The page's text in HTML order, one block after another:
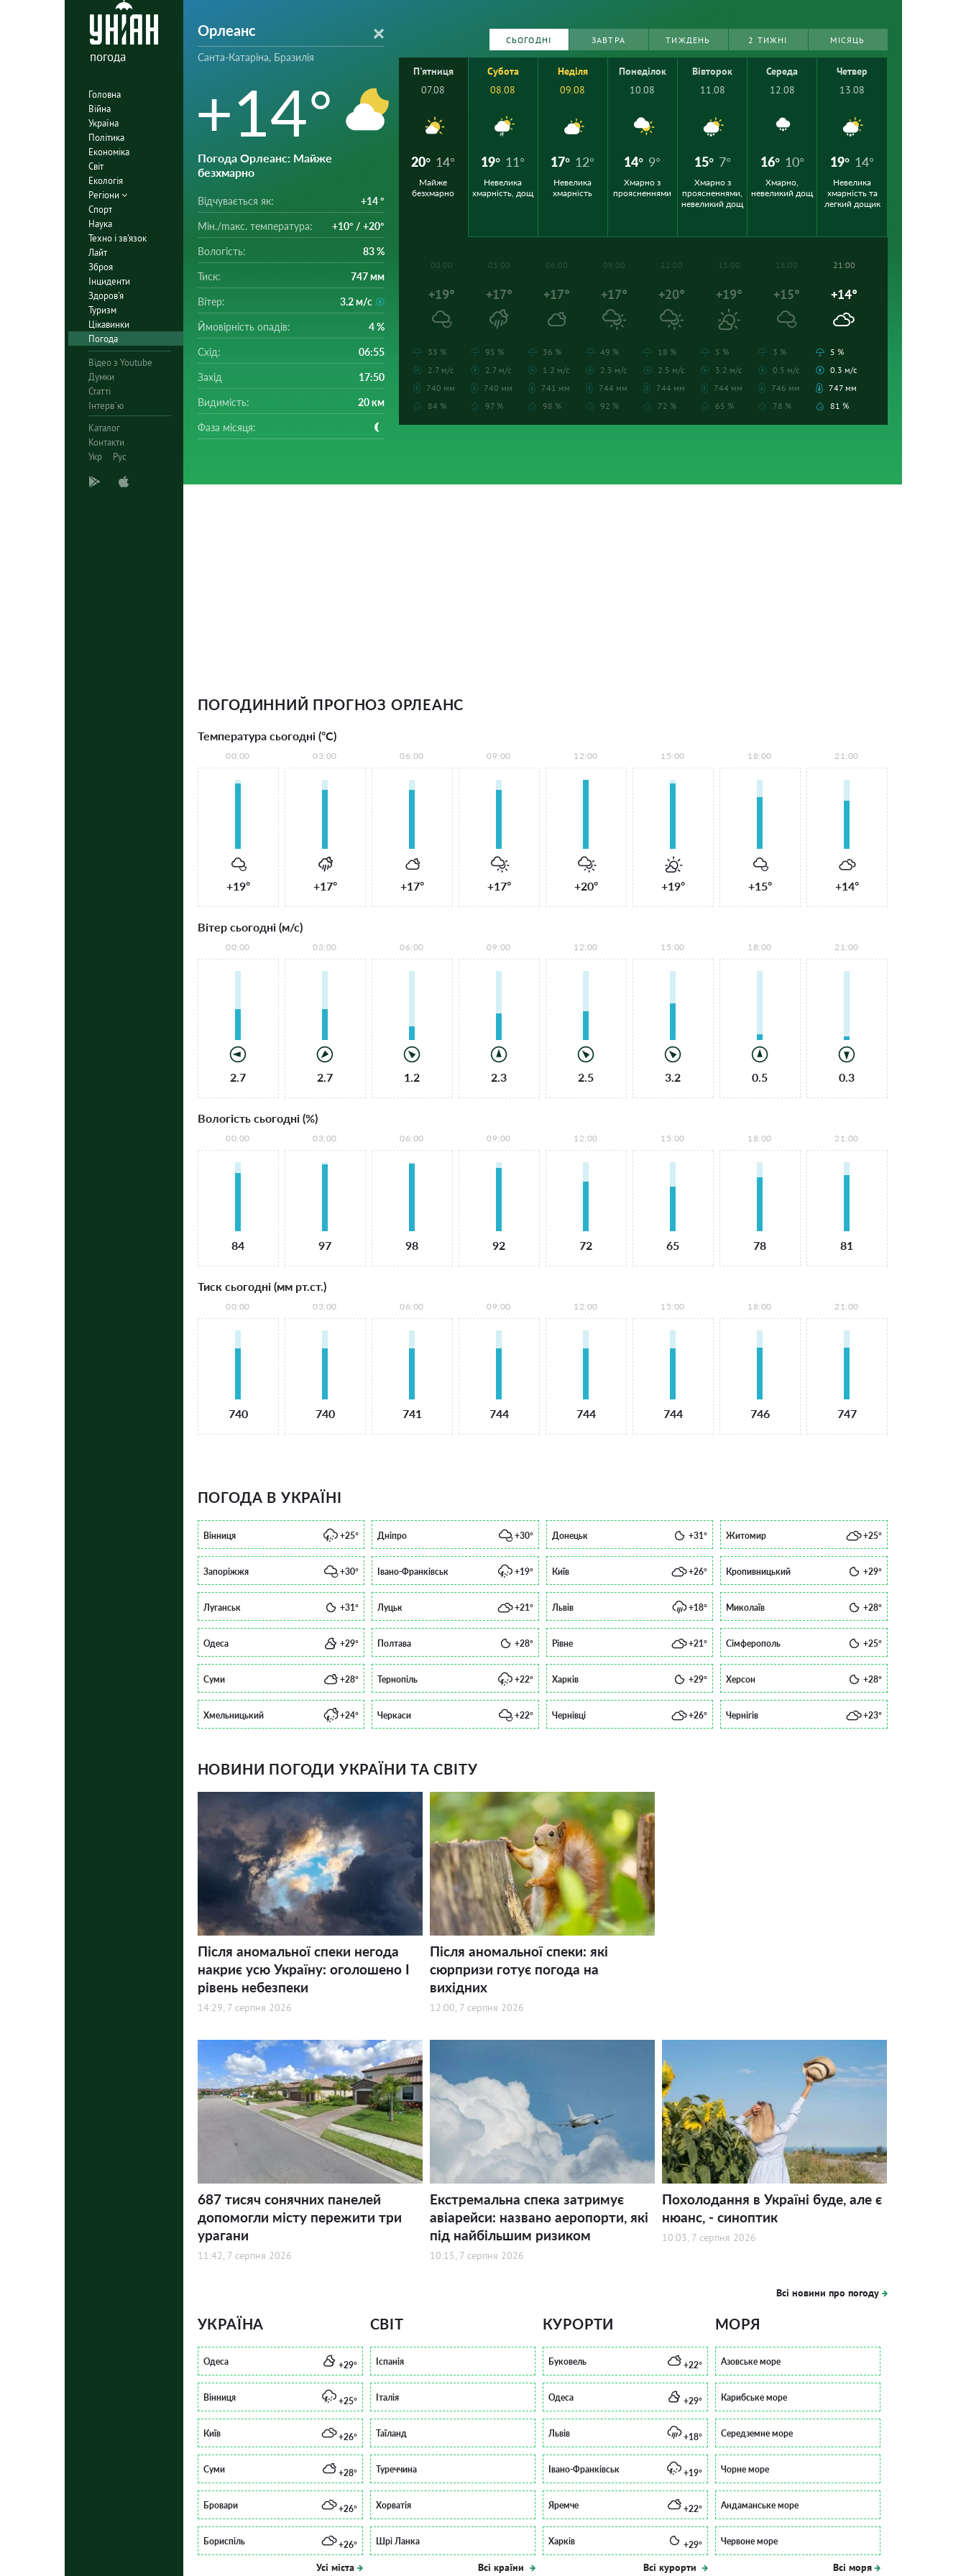
погода
Головна
Війна
Україна
Політика
Економіка
Світ
Екологія
Регіони
Спорт
Наука
Техно і зв'язок
Лайт
Зброя
Інциденти
Здоров'я
Туризм
Цікавинки
Погода
Відео з Youtube
Думки
Статті
Інтерв`ю
Каталог
Контакти
Укр
Рус
Орлеанс
Санта-Катаріна, Бразилія
+14°
Погода Орлеанс: Майже
безхмарно
Відчувається як: +14 °
Мін./mакс. температура: +10° / +20°
Вологість: 83 %
Тиск: 747 мм
Вітер: 3.2 м/с
Ймовірність опадів: 4 %
Схід: 06:55
Захід 17:50
Видимість: 20 км
Фаза місяця:
СЬОГОДНІ ЗАВТРА ТИЖДЕНЬ 2 ТИЖНІ МІСЯЦЬ
П'ятниця
07.08
20° 14°
Майже
безхмарно
Субота
08.08
19° 11°
Невелика
хмарність, дощ
Неділя
09.08
17° 12°
Невелика
хмарність
Понеділок
10.08
14° 9°
Хмарно з
проясненнями
Вівторок
11.08
15° 7°
Хмарно з
проясненнями,
невеликий дощ
Середа
12.08
16° 10°
Хмарно,
невеликий дощ
Четвер
13.08
19° 14°
Невелика
хмарність та
легкий дощик
00:00
+19°
33 %
2.7 м/с
740 мм
84 %
03:00
+17°
95 %
2.7 м/с
740 мм
97 %
06:00
+17°
36 %
1.2 м/с
741 мм
98 %
09:00
+17°
49 %
2.3 м/с
744 мм
92 %
12:00
+20°
18 %
2.5 м/с
744 мм
72 %
15:00
+19°
5 %
3.2 м/с
744 мм
65 %
18:00
+15°
3 %
0.5 м/с
746 мм
78 %
21:00
+14°
5 %
0.3 м/с
747 мм
81 %
ПОГОДИННИЙ ПРОГНОЗ ОРЛЕАНС
Температура сьогодні (°С)
00:00
+19°
03:00
+17°
06:00
+17°
09:00
+17°
12:00
+20°
15:00
+19°
18:00
+15°
21:00
+14°
Вітер сьогодні (м/с)
00:00
2.7
03:00
2.7
06:00
1.2
09:00
2.3
12:00
2.5
15:00
3.2
18:00
0.5
21:00
0.3
Вологість сьогодні (%)
00:00
84
03:00
97
06:00
98
09:00
92
12:00
72
15:00
65
18:00
78
21:00
81
Тиск сьогодні (мм рт.ст.)
00:00
740
03:00
740
06:00
741
09:00
744
12:00
744
15:00
744
18:00
746
21:00
747
ПОГОДА В УКРАЇНІ
Вінниця +25° Дніпро +30° Донецьк +31° Житомир +25°
Запоріжжя +30° Івано-Франківськ +19° Київ +26° Кропивницький +29°
Луганськ +31° Луцьк +21° Львів +18° Миколаїв +28°
Одеса +29° Полтава +28° Рівне +21° Сімферополь +25°
Суми +28° Тернопіль +22° Харків +29° Херсон +28°
Хмельницький +24° Черкаси +22° Чернівці +26° Чернігів +23°
НОВИНИ ПОГОДИ УКРАЇНИ ТА СВІТУ
Після аномальної спеки негода
накриє усю Україну: оголошено І
рівень небезпеки
14:29, 7 серпня 2026
Після аномальної спеки: які
сюрпризи готує погода на
вихідних
12:00, 7 серпня 2026
687 тисяч сонячних панелей
допомогли місту пережити три
урагани
11:42, 7 серпня 2026
Екстремальна спека затримує
авіарейси: названо аеропорти, які
під найбільшим ризиком
10:15, 7 серпня 2026
Похолодання в Україні буде, але є
нюанс, - синоптик
10:03, 7 серпня 2026
Всі новини про погоду
УКРАЇНА
Одеса +29°
Вінниця +25°
Київ +26°
Суми +28°
Бровари +26°
Бориспіль +26°
Усі міста
СВІТ
Іспанія
Італія
Таїланд
Туреччина
Хорватія
Шрі Ланка
Всі країни
КУРОРТИ
Буковель +22°
Одеса +29°
Львів +18°
Івано-Франківськ +19°
Яремче +22°
Харків +29°
Всі курорти
МОРЯ
Азовське море
Карибське море
Середземне море
Чорне море
Андаманське море
Червоне море
Всі моря